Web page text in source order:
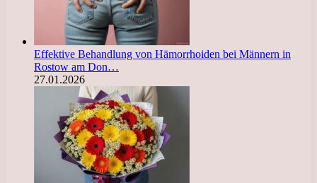
Effektive Behandlung von Hämorrhoiden bei Männern in
Rostow am Don…
27.01.2026